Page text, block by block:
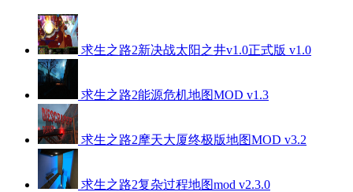
求生之路2新决战太阳之井v1.0正式版 v1.0
求生之路2能源危机地图MOD v1.3
求生之路2摩天大厦终极版地图MOD v3.2
求生之路2复杂过程地图mod v2.3.0